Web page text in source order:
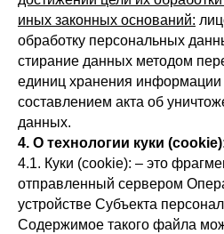
иных законных оснований:
обработку персональных
стирание данных методом
единиц хранения информации
составлением акта об
данных.
4. О технологии куки
4.1. Куки (cookie): – это
отправленный сервером
устройстве Субъекта
Содержимое такого файла